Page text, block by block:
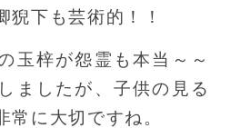
猊下も芸術的！！
玉梓が怨霊も本当～～
ましたが、子供の見る
常に大切ですね。